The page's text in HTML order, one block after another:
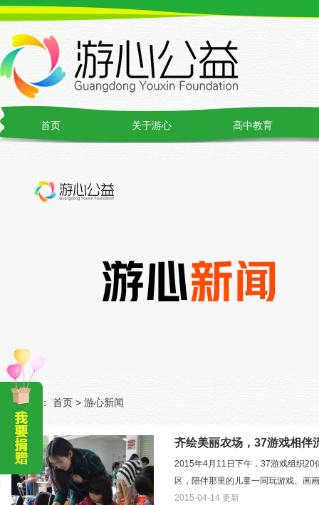
首页 关于游心 高中教育
当前位置： 首页 > 游心新闻
齐绘美丽农场，37游戏相伴
2015年4月11日下午，37游戏组织20
区，陪伴那里的儿童一同玩游戏、画
2015-04-14 更新